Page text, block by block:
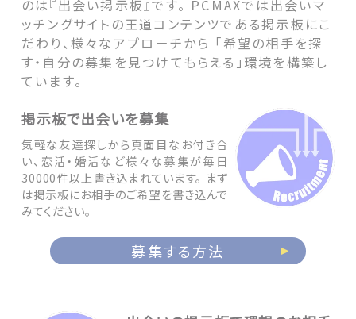
のは『出会い掲示板』です。 PCMAXでは出会いマ
ッチングサイトの王道コンテンツである掲示板にこ
だわり、様々なアプローチから 「希望の相手を探
す・自分の募集を見つけてもらえる」環境を構築し
ています。
掲示板で出会いを募集
気軽な友達探しから真面目なお付き合
い、恋活・婚活など様々な募集が毎日
30000件以上書き込まれています。 まず
は掲示板にお相手のご希望を書き込んで
みてください。
募集する方法